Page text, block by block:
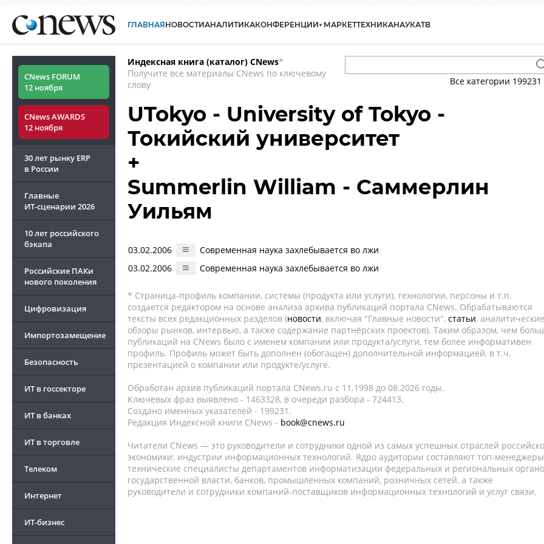
ГЛАВНАЯНОВОСТИАНАЛИТИКАКОНФЕРЕНЦИИ МАРКЕТТЕХНИКАНАУКАТВ
CNews FORUM
12 ноября
CNews AWARDS
12 ноября
30 лет рынку ERP
в России
Главные
ИТ-сценарии 2026
10 лет российского
бэкапа
Российские ПАКи
нового поколения
Цифровизация
Импортозамещение
Безопасность
ИТ в госсекторе
ИТ в банках
ИТ в торговле
Телеком
Интернет
ИТ-бизнес
Индексная книга (каталог) CNews*
Получите все материалы CNews по ключевому
слову
Все категории 199231
UTokyo - University of Tokyo -
Токийский университет
+
Summerlin William - Саммерлин
Уильям
03.02.2006
Современная наука захлебывается во лжи
03.02.2006
Современная наука захлебывается во лжи
* Страница-профиль компании, системы (продукта или услуги), технологии, персоны и т.п.
создается редактором на основе анализа архива публикаций портала CNews. Обрабатываются
тексты всех редакционных разделов (новости, включая "Главные новости", статьи, аналитические
обзоры рынков, интервью, а также содержание партнёрских проектов). Таким образом, чем
публикаций на CNews было с именем компании или продукта/услуги, тем более информативен
профиль. Профиль может быть дополнен (обогащен) дополнительной информацией, в т.ч.
презентацией о компании или продукте/услуге.
Обработан архив публикаций портала CNews.ru c 11.1998 до 08.2026 годы.
Ключевых фраз выявлено - 1463328, в очереди разбора - 724413.
Создано именных указателей - 199231.
Редакция Индексной книги CNews - book@cnews.ru
Читатели CNews — это руководители и сотрудники одной из самых успешных отраслей
экономики: индустрии информационных технологий. Ядро аудитории составляют топ-
технические специалисты департаментов информатизации федеральных и региональных
государственной власти, банков, промышленных компаний, розничных сетей, а также
руководители и сотрудники компаний-поставщиков информационных технологий и услуг связи.